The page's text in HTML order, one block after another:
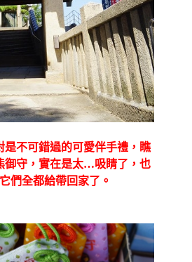
是不可錯過的可愛伴手禮，瞧
御守，實在是太…吸睛了，也
們全都給帶回家了。